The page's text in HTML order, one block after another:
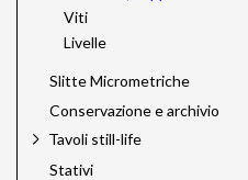
Viti
Livelle
Slitte Micrometriche
Conservazione e archivio
Tavoli still-life
Stativi